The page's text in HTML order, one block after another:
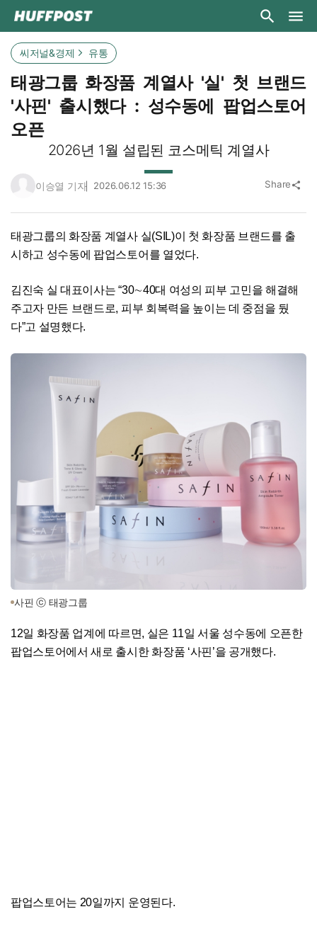
씨저널&경제 유통
태광그룹 화장품 계열사 '실' 첫 브랜드
'사핀' 출시했다 : 성수동에 팝업스토어
오픈
2026년 1월 설립된 코스메틱 계열사
이승열 기자 2026.06.12 15:36 Share share
태광그룹의 화장품 계열사 실(SIL)이 첫 화장품 브랜드를 출
시하고 성수동에 팝업스토어를 열었다.
김진숙 실 대표이사는 “30∼40대 여성의 피부 고민을 해결해
주고자 만든 브랜드로, 피부 회복력을 높이는 데 중점을 뒀
다”고 설명했다.
사핀 ⓒ 태광그룹
12일 화장품 업계에 따르면, 실은 11일 서울 성수동에 오픈한
팝업스토어에서 새로 출시한 화장품 ‘사핀’을 공개했다.
팝업스토어는 20일까지 운영된다.